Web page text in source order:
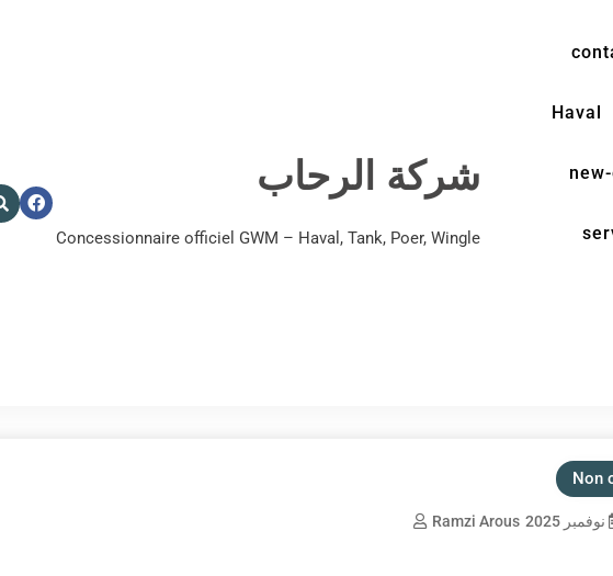
Haval
شركة الرحاب
Concessionnaire officiel GWM – Haval, Tank, Poer, Wingle
Non
Ramzi Arous